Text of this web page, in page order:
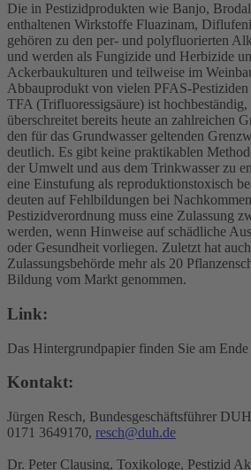
Die in Pestizidprodukten wie Banjo,
enthaltenen Wirkstoffe Fluazinam,
gehören zu den per- und polyfluorierten
und werden als Fungizide und Herbizide
Ackerbaukulturen und teilweise im
Abbauprodukt von vielen PFAS-
TFA (Trifluoressigsäure) ist
überschreitet bereits heute an zahlreichen
den für das Grundwasser geltenden
deutlich. Es gibt keine praktikablen
der Umwelt und aus dem Trinkwasser zu
eine Einstufung als reproduktionstoxisch
deuten auf Fehlbildungen bei
Pestizidverordnung muss eine Zulassung
werden, wenn Hinweise auf schädliche
oder Gesundheit vorliegen. Zuletzt hat
Zulassungsbehörde mehr als 20
Bildung vom Markt genommen.
Link:
Das Hintergrundpapier finden Sie am Ende
Kontakt:
Jürgen Resch, Bundesgeschäftsführer DUH
0171 3649170, resch@duh.de
Dr. Peter Clausing, Toxikologe, Pestizid